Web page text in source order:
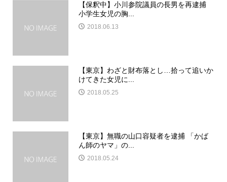
【保釈中】小川参院議員の長男を再逮捕
小学生女児の胸...
2018.06.13
【東京】わざと財布落とし…拾って追いか
けてきた女児に...
2018.05.25
【東京】無職の山口容疑者を逮捕 「かば
ん師のヤマ」の...
2018.05.24